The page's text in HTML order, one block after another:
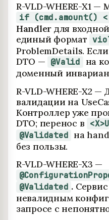
R-VLD-WHERE-X1 —
if (cmd.amount()
Handler для
единый формат
ProblemDetails.
DTO — @Valid
на
доменный
R-VLD-WHERE-X2 —
валидации на
Контроллер уже
DTO; перенос в
@Validated на
без пользы.
R-VLD-WHERE-X3 —
@Validated . Сервис
невалидным
запросе с